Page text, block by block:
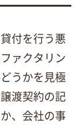
付を行う悪
ァクタリン
うかを見極
渡契約の記
、会社の事